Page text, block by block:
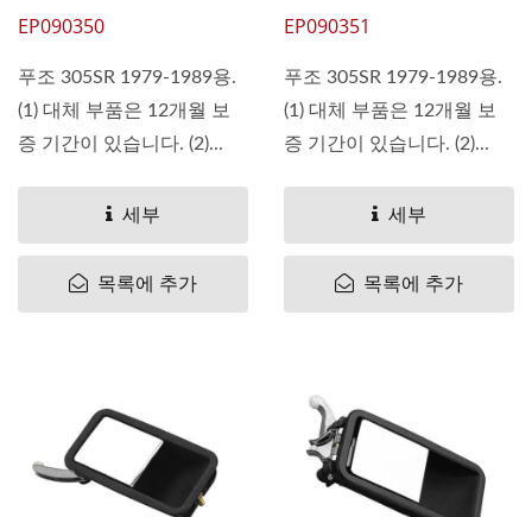
EP090350
푸조 305SR 1979-1989용.
(1) 대체 부품은 12개월 보
증 기간이 있습니다. (2)...
세부
목록에 추가
EP090351
푸조 305SR 1979-1989용.
(1) 대체 부품은 12개월 보
증 기간이 있습니다. (2)...
세부
목록에 추가